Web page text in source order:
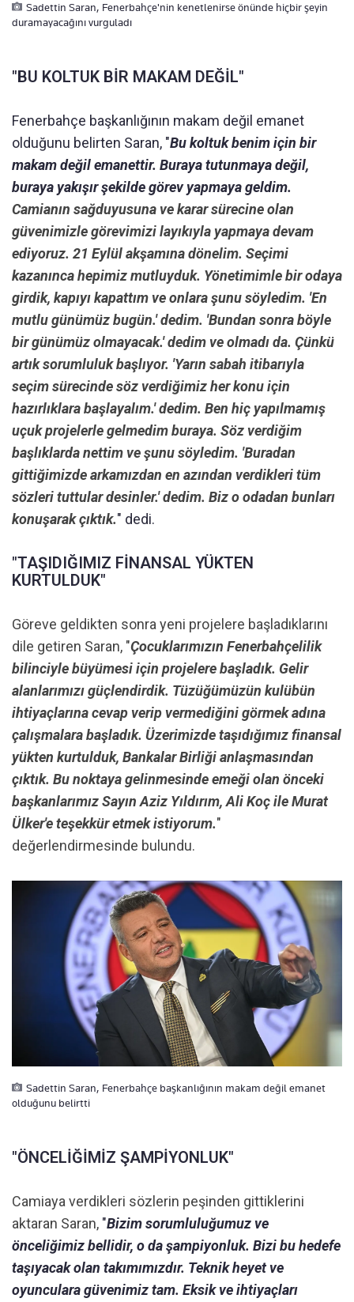
Sadettin Saran, Fenerbahçe'nin kenetlenirse önünde hiçbir şeyin
duramayacağını vurguladı
"BU KOLTUK BİR MAKAM DEĞİL"
Fenerbahçe başkanlığının makam değil emanet
olduğunu belirten Saran, "Bu koltuk benim için bir
makam değil emanettir. Buraya tutunmaya değil,
buraya yakışır şekilde görev yapmaya geldim.
Camianın sağduyusuna ve karar sürecine olan
güvenimizle görevimizi layıkıyla yapmaya devam
ediyoruz. 21 Eylül akşamına dönelim. Seçimi
kazanınca hepimiz mutluyduk. Yönetimimle bir odaya
girdik, kapıyı kapattım ve onlara şunu söyledim. 'En
mutlu günümüz bugün.' dedim. 'Bundan sonra böyle
bir günümüz olmayacak.' dedim ve olmadı da. Çünkü
artık sorumluluk başlıyor. 'Yarın sabah itibarıyla
seçim sürecinde söz verdiğimiz her konu için
hazırlıklara başlayalım.' dedim. Ben hiç yapılmamış
uçuk projelerle gelmedim buraya. Söz verdiğim
başlıklarda nettim ve şunu söyledim. 'Buradan
gittiğimizde arkamızdan en azından verdikleri tüm
sözleri tuttular desinler.' dedim. Biz o odadan bunları
konuşarak çıktık." dedi.
"TAŞIDIĞIMIZ FİNANSAL YÜKTEN
KURTULDUK"
Göreve geldikten sonra yeni projelere başladıklarını
dile getiren Saran, "Çocuklarımızın Fenerbahçelilik
bilinciyle büyümesi için projelere başladık. Gelir
alanlarımızı güçlendirdik. Tüzüğümüzün kulübün
ihtiyaçlarına cevap verip vermediğini görmek adına
çalışmalara başladık. Üzerimizde taşıdığımız finansal
yükten kurtulduk, Bankalar Birliği anlaşmasından
çıktık. Bu noktaya gelinmesinde emeği olan önceki
başkanlarımız Sayın Aziz Yıldırım, Ali Koç ile Murat
Ülker'e teşekkür etmek istiyorum."
değerlendirmesinde bulundu.
Sadettin Saran, Fenerbahçe başkanlığının makam değil emanet
olduğunu belirtti
"ÖNCELİĞİMİZ ŞAMPİYONLUK"
Camiaya verdikleri sözlerin peşinden gittiklerini
aktaran Saran, "Bizim sorumluluğumuz ve
önceliğimiz bellidir, o da şampiyonluk. Bizi bu hedefe
taşıyacak olan takımımızdır. Teknik heyet ve
oyunculara güvenimiz tam. Eksik ve ihtiyaçları